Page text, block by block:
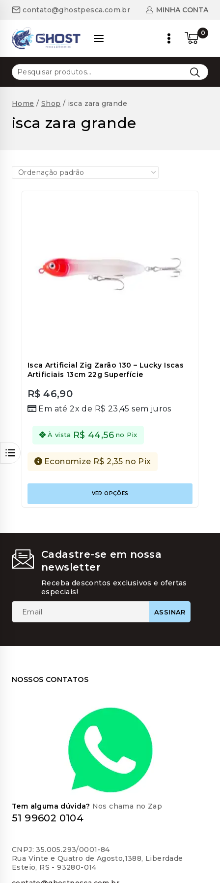
contato@ghostpesca.com.br MINHA CONTA
0
Pesquisar
por:
Home / Shop / isca zara grande
isca zara grande
Isca Artificial Zig Zarão 130 – Lucky Iscas
Artificiais 13cm 22g Superfície
out
R$46,90
Em até 2x de R$ 23,45 sem juros
À vista R$ 44,56 no Pix
Economize R$2,35 no Pix
VER OPÇÕES
tem
As
Cadastre-se em nossa
newsletter
Receba descontos exclusivos e ofertas
especiais!
NOSSOS CONTATOS
Tem alguma dúvida? Nos chama no Zap
51 99602 0104
CNPJ: 35.005.293/0001-84
Rua Vinte e Quatro de Agosto,1388, Liberdade
Esteio, RS - 93280-014